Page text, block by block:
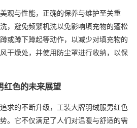
观与性能，正确的保养与维护至关重
，避免频繁机洗以免影响填充物的蓬松
或蹲下蹲起等动作，以减少对填充物的
干燥处，并使用防尘罩进行收纳，以保
红色的未来展望
求的不断升级，工装大牌羽绒服男红色
。它不仅满足了人们对温暖与舒适的需